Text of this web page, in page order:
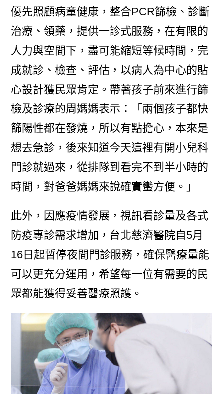
優先照顧病童健康，整合PCR篩檢、診斷
治療、領藥，提供一診式服務，在有限的
人力與空間下，盡可能縮短等候時間，完
成就診、檢查、評估，以病人為中心的貼
心設計獲民眾肯定。帶著孩子前來進行篩
檢及診療的周媽媽表示：「兩個孩子都快
篩陽性都在發燒，所以有點擔心，本來是
想去急診，後來知道今天這裡有開小兒科
門診就過來，從排隊到看完不到半小時的
時間，對爸爸媽媽來說確實蠻方便。」
此外，因應疫情發展，視訊看診量及各式
防疫專診需求增加，台北慈濟醫院自5月
16日起暫停夜間門診服務，確保醫療量能
可以更充分運用，希望每一位有需要的民
眾都能獲得妥善醫療照護。